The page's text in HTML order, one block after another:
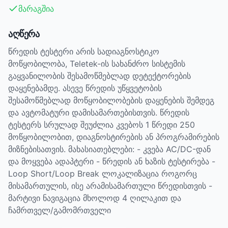
მარაგშია
აღწერა
წრედის ტესტერი არის სადიაგნოსტიკო
მოწყობილობა, Teletek-ის სახანძრო სისტემის
გაყვანილობის შესამოწმებლად დეტექტორების
დაყენებამდე. ასევე წრედის უწყვეტობის
შესამოწმებლად მოწყობილობების დაყენების შემდეგ
და ავტომატური დამისამართებისთვის. წრედის
ტესტერს სრულად შეუძლია კვებოს 1 წრედი 250
მოწყობილობით, დიაგნოსტირების ან პროგრამირების
მიზნებისათვის. მახასიათებლები: - კვება AC/DC-დან
და მოყვება ადაპტერი - წრედის ან ხაზის ტესტირება -
Loop Short/Loop Break ლოკალიზაცია როგორც
მისამართულის, ისე არამისამართული წრედისთვის -
მარტივი ნავიგაცია მხოლოდ 4 ღილაკით და
ჩამრთველ/გამომრთველი